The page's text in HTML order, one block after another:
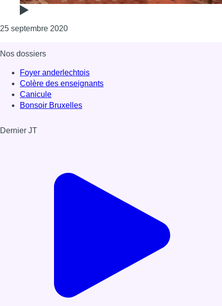
25 septembre 2020Consulter l'article "Le Sénat dévoile le
Nos dossiers
Foyer anderlechtois
Colère des enseignants
Canicule
Bonsoir Bruxelles
Dernier JT